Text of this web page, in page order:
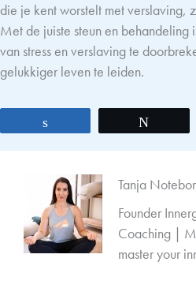
die je kent worstelt met verslaving,
Met de juiste steun en behandeling
van stress en verslaving te
gelukkiger leven te leiden.
Tanja
Founder
Coaching |
master your